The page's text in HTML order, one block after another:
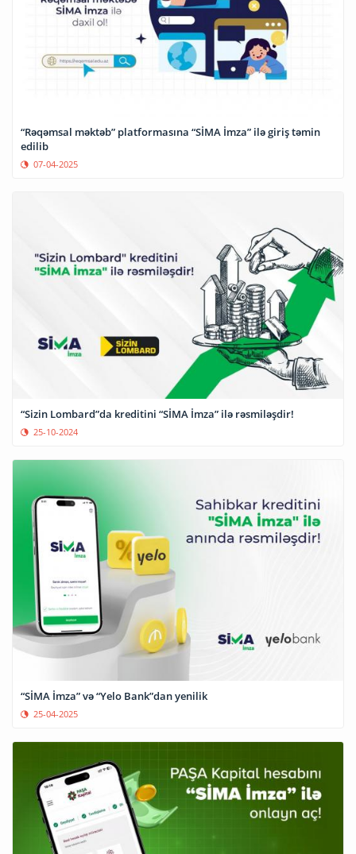
“Rəqəmsal məktəb” platformasına “SİMA İmza” ilə giriş təmin
edilib
07-04-2025
“Sizin Lombard”da kreditini “SİMA İmza” ilə rəsmiləşdir!
25-10-2024
“SİMA İmza” və “Yelo Bank”dan yenilik
25-04-2025